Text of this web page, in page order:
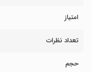
امتیاز
تعداد نظرات
حجم